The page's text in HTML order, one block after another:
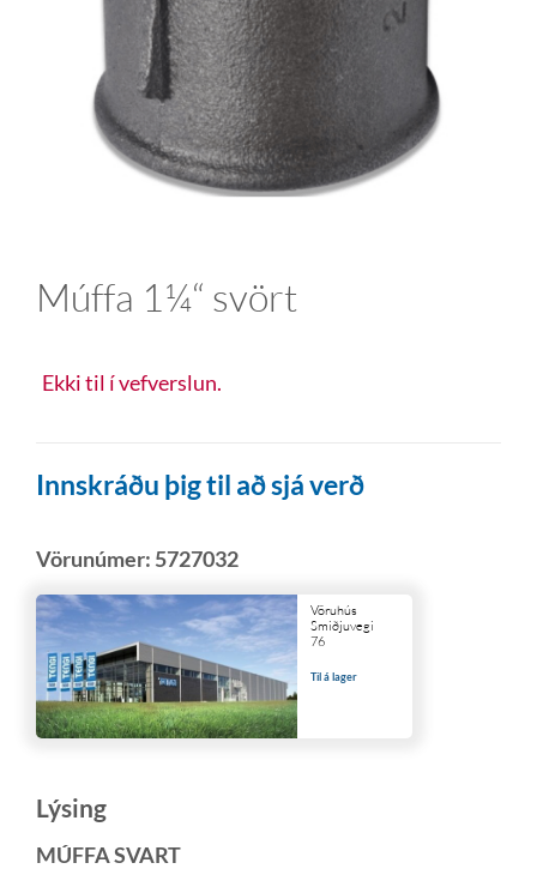
Múffa 1¼“ svört
Ekki til í vefverslun.
Innskráðu þig til að sjá verð
Vörunúmer: 5727032
Vöruhús
Smiðjuvegi
76
Til á lager
Lýsing
MÚFFA SVART